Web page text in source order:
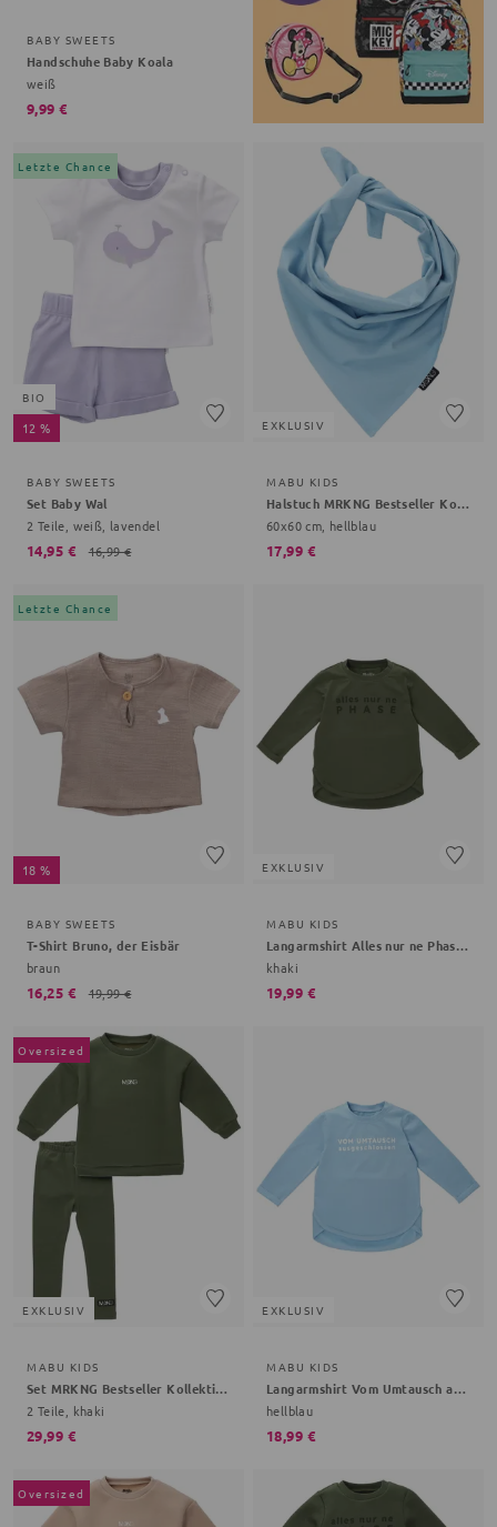
BABY SWEETS
Handschuhe Baby Koala
weiß
9,99 €
Letzte Chance
BIO
12 %
BABY SWEETS
Set Baby Wal
2 Teile, weiß, lavendel
14,95 € 16,99 €
EXKLUSIV
MABU KIDS
Halstuch MRKNG Bestseller Kollektion
60x60 cm, hellblau
17,99 €
Letzte Chance
18 %
BABY SWEETS
T-Shirt Bruno, der Eisbär
braun
16,25 € 19,99 €
EXKLUSIV
MABU KIDS
Langarmshirt Alles nur ne Phase Bestseller Kollektion
khaki
19,99 €
Oversized
EXKLUSIV
MABU KIDS
Set MRKNG Bestseller Kollektion
2 Teile, khaki
29,99 €
EXKLUSIV
MABU KIDS
Langarmshirt Vom Umtausch ausgeschlossen Bestseller Kollektion
hellblau
18,99 €
Oversized